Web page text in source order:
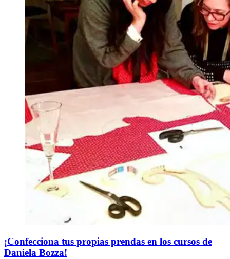
¡Confecciona tus propias prendas en los cursos de
Daniela Bozza!